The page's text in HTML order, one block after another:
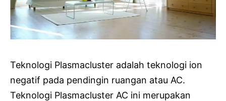
Teknologi Plasmacluster adalah teknologi ion
negatif pada pendingin ruangan atau AC.
Teknologi Plasmacluster AC ini merupakan